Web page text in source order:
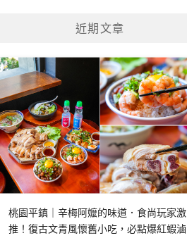
近期文章
桃園平鎮｜辛梅阿嬤的味道．食尚玩家激
推！復古文青風懷舊小吃，必點爆紅蝦滷